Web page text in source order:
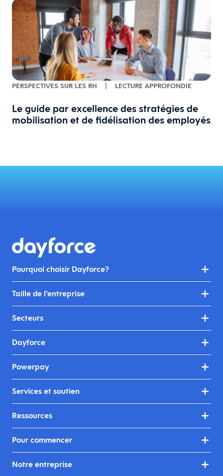
PERSPECTIVES SUR LES RH | LECTURE APPROFONDIE
Le guide par excellence des stratégies de
mobilisation et de fidélisation des employés
Pourquoi choisir Dayforce?
Taille de l’entreprise
Secteurs
Dayforce
Powerpay
Services et soutien
Ressources
Pour commencer
Notre entreprise